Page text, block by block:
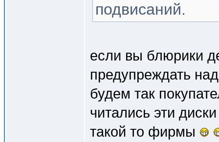
подвисаний.
если вы блюрики
предупреждать
будем так
читались эти
такой то фирмы